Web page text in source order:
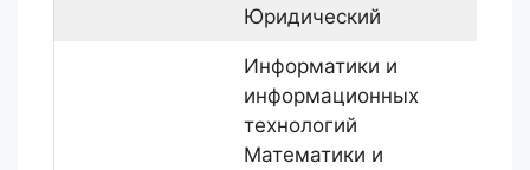
Юридический
Информатики и
информационных
технологий
Математики и